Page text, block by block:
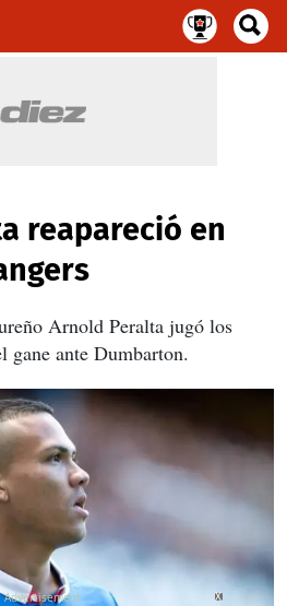
reapareció en
Arnold Peralta jugó los
gane ante Dumbarton.
X